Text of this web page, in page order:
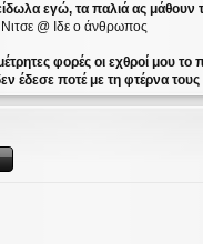
εγώ, τα παλιά ας μάθουν τι
@ Ιδε ο άνθρωπος
φορές οι εχθροί μου
έδεσε ποτέ με τη φτέρνα τους